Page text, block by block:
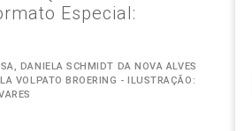
Especial:
DANIELA SCHMIDT DA NOVA ALVES
VOLPATO BROERING - ILUSTRAÇÃO: